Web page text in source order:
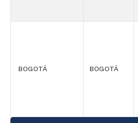
BOGOTÁ BOGOTÁ